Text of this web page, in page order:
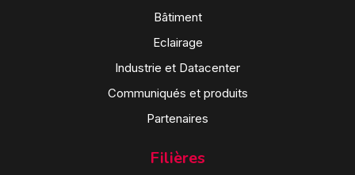
Bâtiment
Eclairage
Industrie et Datacenter
Communiqués et produits
Partenaires
Filières